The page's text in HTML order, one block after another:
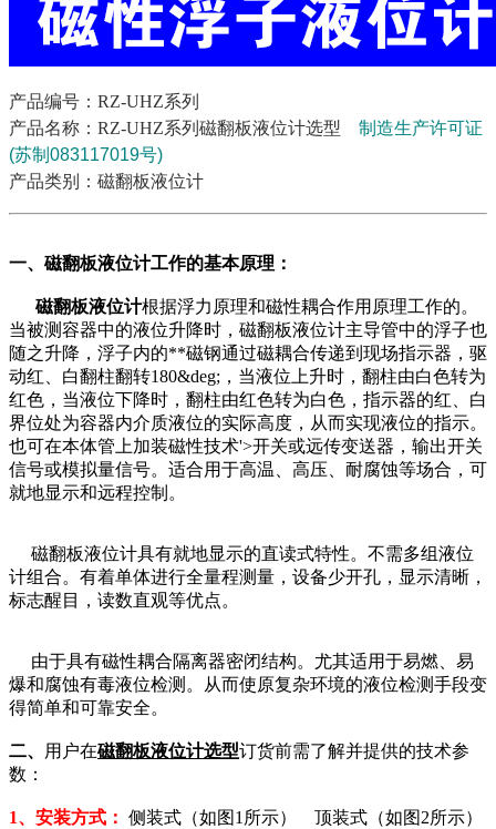
产品编号：RZ-UHZ系列
产品名称： RZ-UHZ系列磁翻板液位计选型
制造生产许可证
(苏制083117019号)
产品类别： 磁翻板液位计
一、磁翻板液位计工作的基本原理：
磁翻板液位计根据浮力原理和磁性耦合作用原理工作的。
当被测容器中的液位升降时，磁翻板液位计主导管中的浮子也
随之升降，浮子内的**磁钢通过磁耦合传递到现场指示器，驱
动红、白翻柱翻转180&deg;，当液位上升时，翻柱由白色转为
红色，当液位下降时，翻柱由红色转为白色，指示器的红、白
界位处为容器内介质液位的实际高度，从而实现液位的指示。
也可在本体管上加装磁性技术'>开关或远传变送器，输出开关
信号或模拟量信号。适合用于高温、高压、耐腐蚀等场合，可
就地显示和远程控制。
磁翻板液位计具有就地显示的直读式特性。不需多组液位
计组合。有着单体进行全量程测量，设备少开孔，显示清晰，
标志醒目，读数直观等优点。
由于具有磁性耦合隔离器密闭结构。尤其适用于易燃、易
爆和腐蚀有毒液位检测。从而使原复杂环境的液位检测手段变
得简单和可靠安全。
二、 用户在磁翻板液位计选型订货前需了解并提供的技术参
数：
1、安装方式： 侧装式（如图1所示） 顶装式（如图2所示）